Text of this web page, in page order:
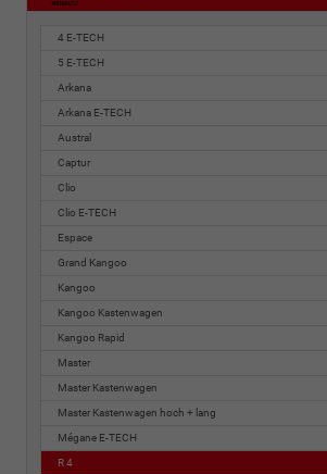
4 E-TECH
5 E-TECH
Arkana
Arkana E-TECH
Austral
Captur
Clio
Clio E-TECH
Espace
Grand Kangoo
Kangoo
Kangoo Kastenwagen
Kangoo Rapid
Master
Master Kastenwagen
Master Kastenwagen hoch + lang
Mégane E-TECH
R 4